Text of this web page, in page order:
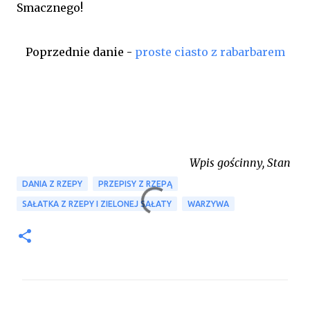
Smacznego!
Poprzednie danie - proste ciasto z rabarbarem
Wpis gościnny, Stan
DANIA Z RZEPY PRZEPISY Z RZEPĄ
SAŁATKA Z RZEPY I ZIELONEJ SAŁATY WARZYWA